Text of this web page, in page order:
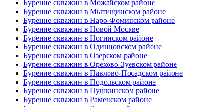
Бурение скважин в Можайском районе
Бурение скважин в Мытищинском районе
Бурение скважин в Наро-Фоминском районе
Бурение скважин в Новой Москве
Бурение скважин в Ногинском районе
Бурение скважин в Одинцовском районе
Бурение скважин в Озерском районе
Бурение скважин в Орехово-Зуевском районе
Бурение скважин в Павлово-Посадском районе
Бурение скважин в Подольском районе
Бурение скважин в Пушкинском районе
Бурение скважин в Раменском районе